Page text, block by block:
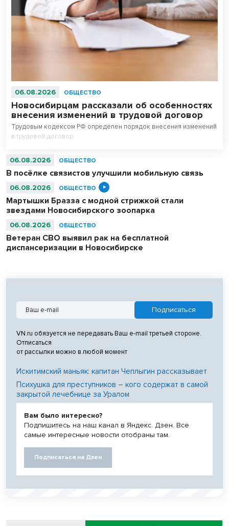
06.08.2026 ОБЩЕСТВО
Новосибирцам рассказали об особенностях
внесения изменений в трудовой договор
Трудовым кодексом РФ определен порядок внесения изменений
в трудовой договор.
06.08.2026 ОБЩЕСТВО
В посёлке связистов улучшили мобильную связь
06.08.2026 ОБЩЕСТВО
Мартышки Бразза с модной стрижкой стали
звездами Новосибирского зоопарка
06.08.2026 ОБЩЕСТВО
Ветеран СВО выявил рак на бесплатной
диспансеризации в Новосибирске
VN.ru обязуется не передавать Ваш e-mail третьей стороне.
Отписаться
от рассылки можно в любой момент
Искитимский маньяк: капитан Чеплыгин рассказывает
Психушка для преступников – кого содержат в самой
закрытой лечебнице за Уралом
Вам было интересно?
Подпишитесь на наш канал в Яндекс. Дзен. Все
самые интересные новости отобраны там.
Подписаться на Дзен